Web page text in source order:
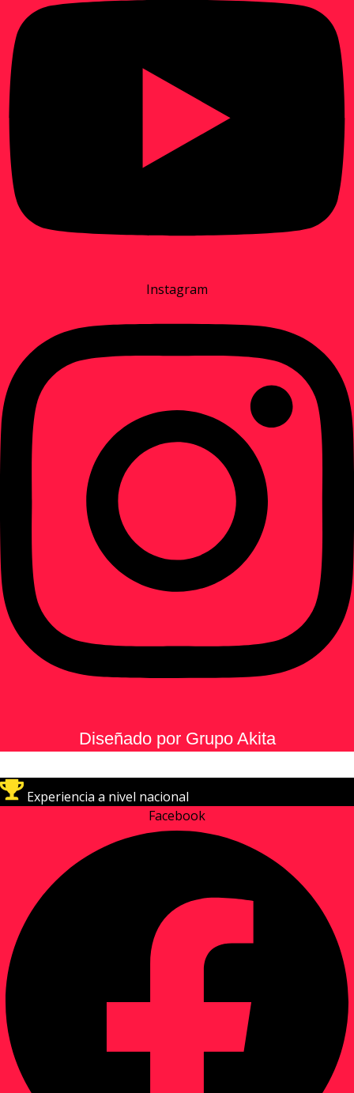
Instagram
Diseñado por Grupo Akita
Experiencia a nivel nacional
Facebook